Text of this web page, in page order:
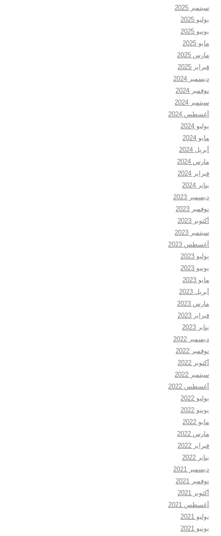
سبتمبر 2025
يوليو 2025
يونيو 2025
مايو 2025
مارس 2025
فبراير 2025
ديسمبر 2024
نوفمبر 2024
سبتمبر 2024
أغسطس 2024
يوليو 2024
مايو 2024
أبريل 2024
مارس 2024
فبراير 2024
يناير 2024
ديسمبر 2023
نوفمبر 2023
أكتوبر 2023
سبتمبر 2023
أغسطس 2023
يوليو 2023
يونيو 2023
مايو 2023
أبريل 2023
مارس 2023
فبراير 2023
يناير 2023
ديسمبر 2022
نوفمبر 2022
أكتوبر 2022
سبتمبر 2022
أغسطس 2022
يوليو 2022
يونيو 2022
مايو 2022
مارس 2022
فبراير 2022
يناير 2022
ديسمبر 2021
نوفمبر 2021
أكتوبر 2021
أغسطس 2021
يوليو 2021
يونيو 2021